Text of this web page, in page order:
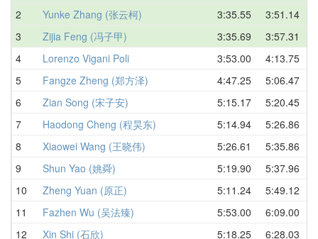
2
Yunke Zhang (张云柯) 3:35.55 3:51.14
3
Zijia Feng (冯子甲) 3:35.69 3:57.31
4
Lorenzo Vigani Poli 3:53.00 4:13.75
5
Fangze Zheng (郑方泽) 4:47.25 5:06.47
6
Zian Song (宋子安) 5:15.17 5:20.45
7
Haodong Cheng (程昊东) 5:14.94 5:26.86
8
Xiaowei Wang (王晓伟) 5:26.61 5:35.86
9
Shun Yao (姚舜) 5:19.90 5:37.96
10
Zheng Yuan (原正) 5:11.24 5:49.12
11
Fazhen Wu (吴法臻) 5:53.00 6:09.00
12
Xin Shi (石欣) 5:18.25 6:28.03